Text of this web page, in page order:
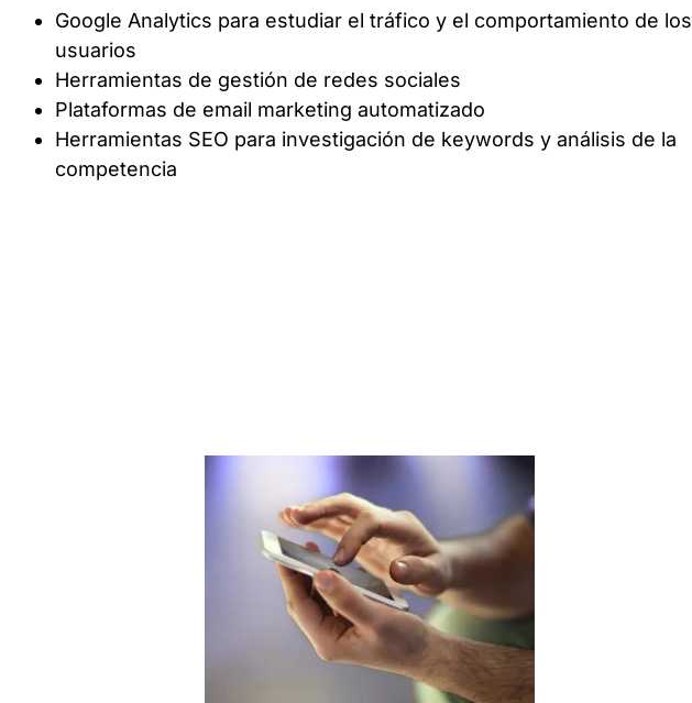
Google Analytics para estudiar el tráfico y el comportamiento de los
usuarios
Herramientas de gestión de redes sociales
Plataformas de email marketing automatizado
Herramientas SEO para investigación de keywords y análisis de la
competencia